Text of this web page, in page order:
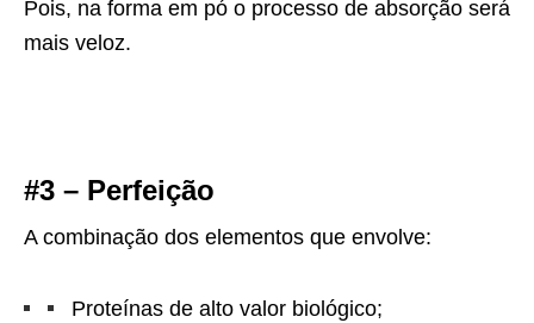
Pois, na forma em pó o processo de absorção será
mais veloz.
#3 – Perfeição
A combinação dos elementos que envolve:
Proteínas de alto valor biológico;